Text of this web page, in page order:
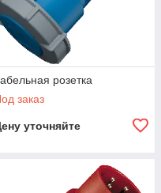
розетка
заказ
уточняйте